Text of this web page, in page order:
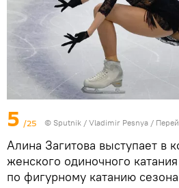
5 /25 © Sputnik / Vladimir Pesnya /
Алина Загитова выступает в
женского одиночного
по фигурному катанию